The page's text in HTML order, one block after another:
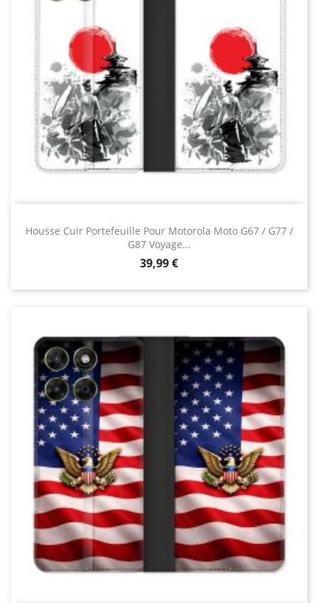
Housse Cuir Portefeuille Pour Motorola Moto G67 / G77 /
G87 Voyage...
Prix
39,99 €